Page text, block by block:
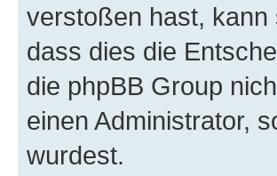
verstoßen hast, kann
dass dies die
die phpBB Group
einen Administrator,
wurdest.